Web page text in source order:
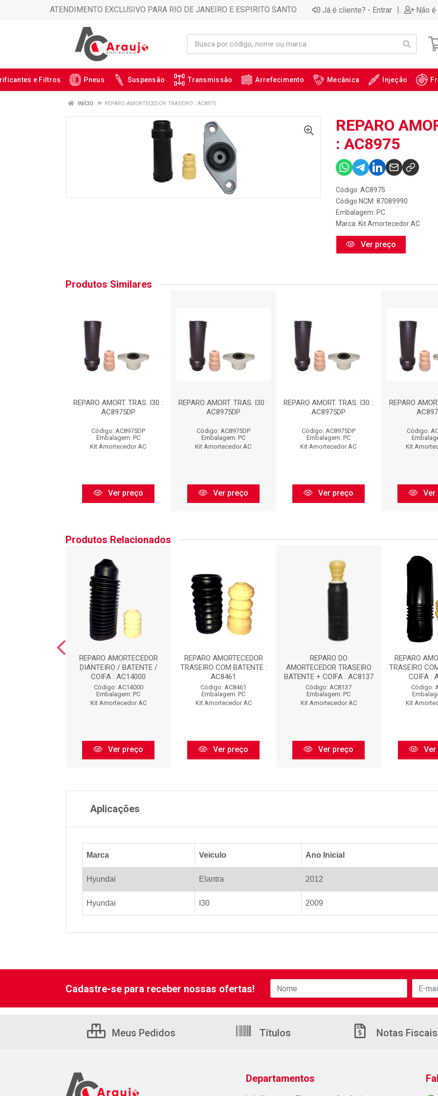
ATENDIMENTO EXCLUSIVO PARA RIO DE JANEIRO E ESPIRITO SANTO Já é cliente? - Entrar | Não
e Filtros Pneus Suspensão Transmissão Arrefecimento Mecânica Injeção
INÍCIO REPARO AMORTECEDOR TRASEIRO : AC8975
REPARO
: AC8975
Código: AC8975
Código NCM: 87089990
Embalagem: PC
Marca: Kit Amortecedor AC
Ver preço
Produtos Similares
REPARO AMORT. TRAS. I30 :
AC8975DP
Código: AC8975DP
Embalagem: PC
Kit Amortecedor AC
Ver preço
REPARO AMORT. TRAS. I30 :
AC8975DP
Código: AC8975DP
Embalagem: PC
Kit Amortecedor AC
Ver preço
REPARO AMORT. TRAS. I30 :
AC8975DP
Código: AC8975DP
Embalagem: PC
Kit Amortecedor AC
Ver preço
REPARO
Código:
Kit
Ver
Produtos Relacionados
REPARO AMORTECEDOR
DIANTEIRO / BATENTE /
COIFA : AC14000
Código: AC14000
Embalagem: PC
Kit Amortecedor AC
Ver preço
REPARO AMORTECEDOR
TRASEIRO COM BATENTE :
AC8461
Código: AC8461
Embalagem: PC
Kit Amortecedor AC
Ver preço
REPARO DO
AMORTECEDOR TRASEIRO
BATENTE + COIFA : AC8137
Código: AC8137
Embalagem: PC
Kit Amortecedor AC
Ver preço
REPARO
TRASEIRO
COIFA :
Código:
Kit
Ver
Aplicações
Marca Veiculo Ano Inicial
Hyundai Elantra 2012
Hyundai I30 2009
Cadastre-se para receber nossas ofertas!
Meus Pedidos Títulos Notas Fiscais
Departamentos